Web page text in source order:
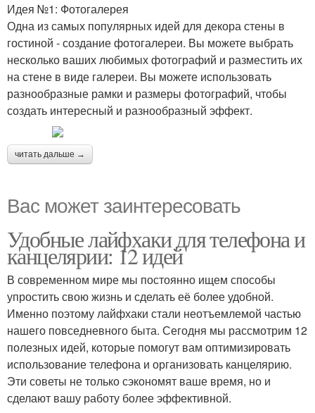
Идея №1: Фотогалерея
Одна из самых популярных идей для декора стены в
гостиной - создание фотогалереи. Вы можете выбрать
несколько ваших любимых фотографий и разместить их
на стене в виде галереи. Вы можете использовать
разнообразные рамки и размеры фотографий, чтобы
создать интересный и разнообразный эффект.
читать дальше →
Вас может заинтересовать
Удобные лайфхаки для телефона и
канцелярии: 12 идей
В современном мире мы постоянно ищем способы
упростить свою жизнь и сделать её более удобной.
Именно поэтому лайфхаки стали неотъемлемой частью
нашего повседневного быта. Сегодня мы рассмотрим 12
полезных идей, которые помогут вам оптимизировать
использование телефона и организовать канцелярию.
Эти советы не только сэкономят ваше время, но и
сделают вашу работу более эффективной.